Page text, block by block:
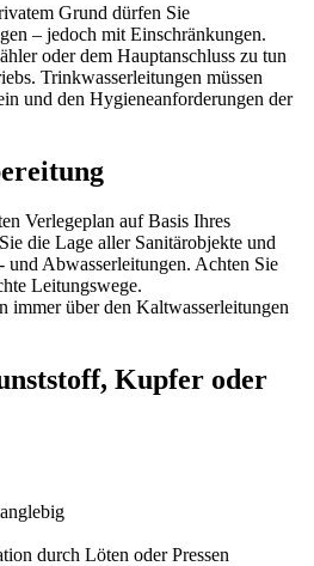
Grund dürfen Sie
– jedoch mit Einschränkungen.
oder dem Hauptanschluss zu tun
Trinkwasserleitungen müssen
und den Hygieneanforderungen der
Verlegeplan auf Basis Ihres
die Lage aller Sanitärobjekte und
Abwasserleitungen. Achten Sie
Leitungswege.
immer über den Kaltwasserleitungen
Kupfer oder
durch Löten oder Pressen